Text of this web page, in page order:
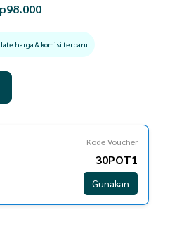
98.000
harga & komisi terbaru
Kode Voucher
30POT1
Gunakan